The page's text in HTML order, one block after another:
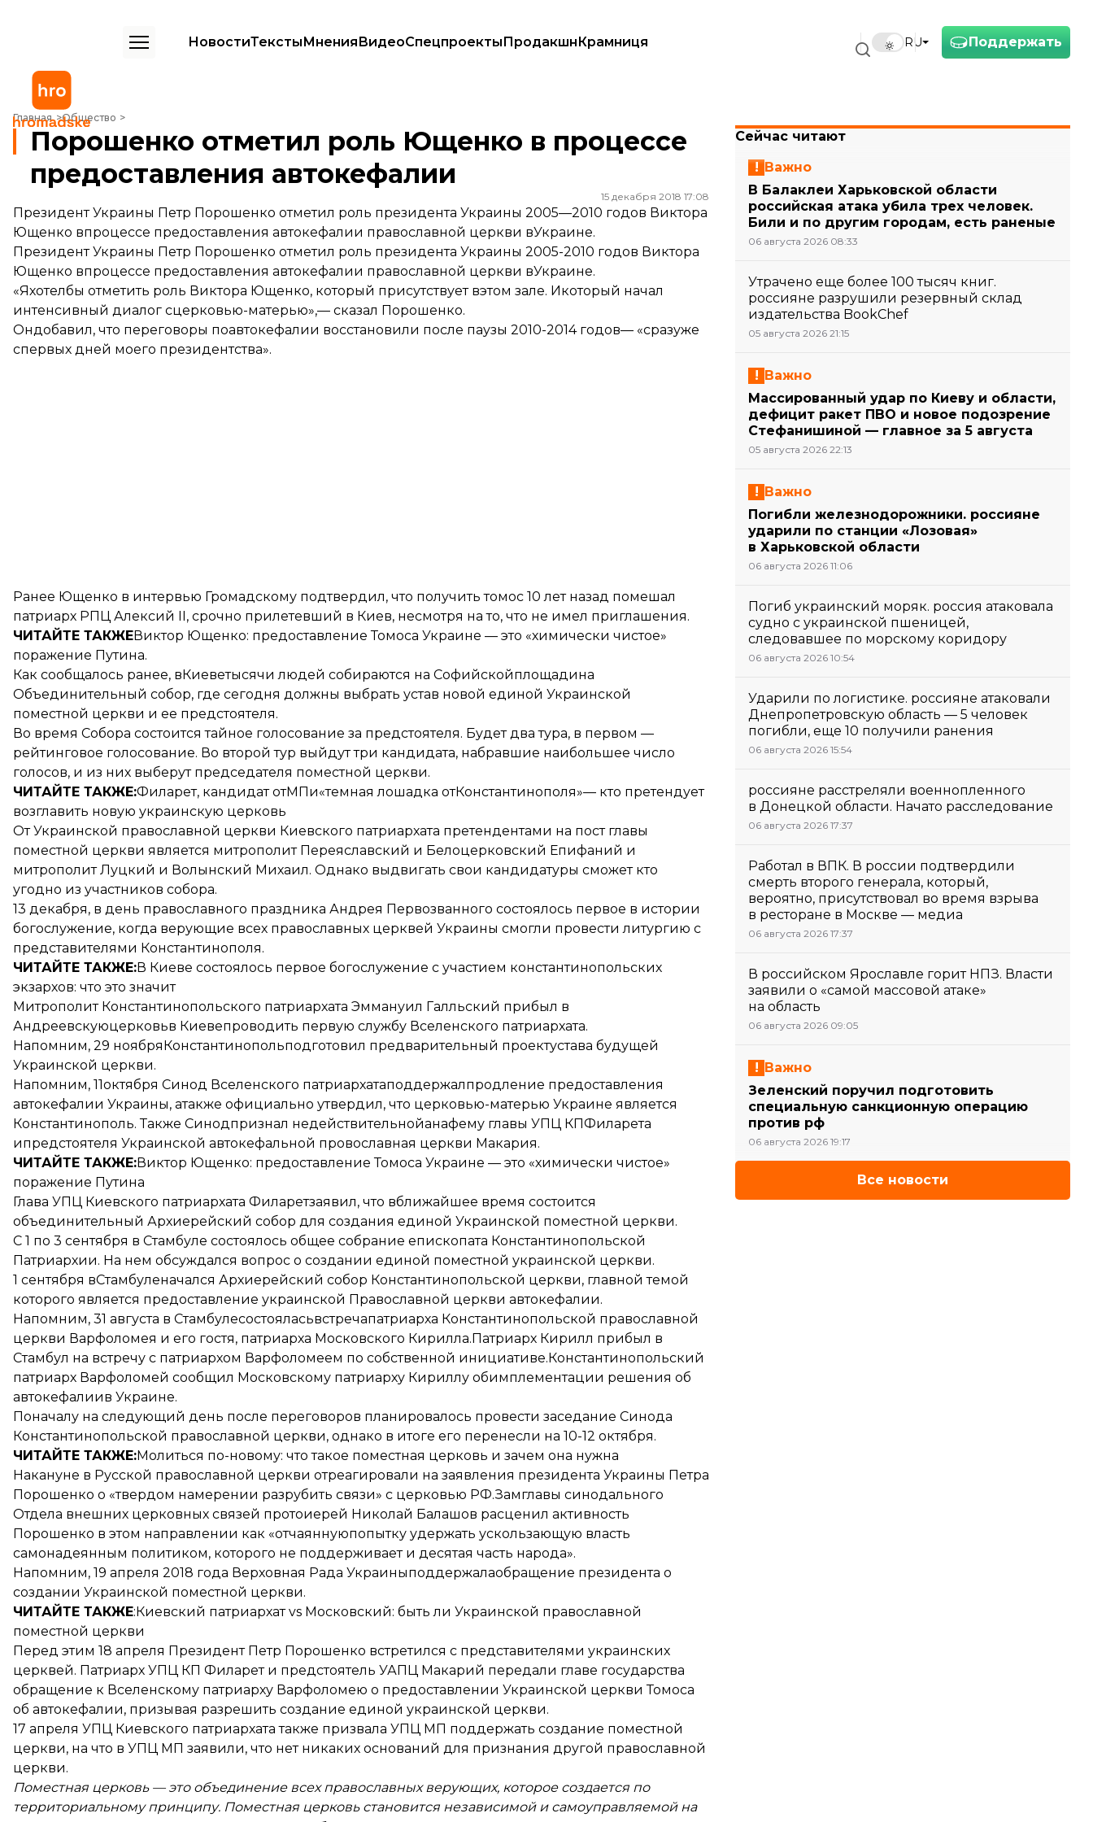
Поддержать
RU
НовостиТекстыМненияВидеоСпецпроектыПродакшнКрамниця
Главная Общество
Порошенко отметил роль Ющенко в процессе предоставления автокефалии
Порошенко отметил роль Ющенко в процессе
предоставления автокефалии
15 декабря 2018 17:08
Президент Украины Петр Порошенко отметил роль президента Украины 2005—2010 годов Виктора
Ющенко впроцессе предоставления автокефалии православной церкви вУкраине.
Президент Украины Петр Порошенко отметил роль президента Украины 2005-2010 годов Виктора
Ющенко впроцессе предоставления автокефалии православной церкви вУкраине.
«Яхотелбы отметить роль Виктора Ющенко, который присутствует вэтом зале. Икоторый начал
интенсивный диалог сцерковью-матерью»,— сказал Порошенко.
Ондобавил, что переговоры поавтокефалии восстановили после паузы 2010-2014 годов— «сразуже
спервых дней моего президентства».
Ранее Ющенко в интервью Громадскому подтвердил, что получить томос 10 лет назад помешал
патриарх РПЦ Алексий II, срочно прилетевший в Киев, несмотря на то, что не имел приглашения.
ЧИТАЙТЕ ТАКЖЕВиктор Ющенко: предоставление Томоса Украине — это «химически чистое»
поражение Путина.
Как сообщалось ранее, вКиеветысячи людей собираются на Софийскойплощадина
Объединительный собор, где сегодня должны выбрать устав новой единой Украинской
поместной церкви и ее предстоятеля.
Во время Собора состоится тайное голосование за предстоятеля. Будет два тура, в первом —
рейтинговое голосование. Во второй тур выйдут три кандидата, набравшие наибольшее число
голосов, и из них выберут председателя поместной церкви.
ЧИТАЙТЕ ТАКЖЕ:Филарет, кандидат отМПи«темная лошадка отКонстантинополя»— кто претендует
возглавить новую украинскую церковь
От Украинской православной церкви Киевского патриархата претендентами на пост главы
поместной церкви является митрополит Переяславский и Белоцерковский Епифаний и
митрополит Луцкий и Волынский Михаил. Однако выдвигать свои кандидатуры сможет кто
угодно из участников собора.
13 декабря, в день православного праздника Андрея Первозванного состоялось первое в истории
богослужение, когда верующие всех православных церквей Украины смогли провести литургию с
представителями Константинополя.
ЧИТАЙТЕ ТАКЖЕ:В Киеве состоялось первое богослужение с участием константинопольских
экзархов: что это значит
Митрополит Константинопольского патриархата Эммануил Галльский прибыл в
Андреевскуюцерковьв Киевепроводить первую службу Вселенского патриархата.
Напомним, 29 ноябряКонстантинопольподготовил предварительный проектустава будущей
Украинской церкви.
Напомним, 11октября Синод Вселенского патриархатаподдержалпродление предоставления
автокефалии Украины, атакже официально утвердил, что церковью-матерью Украине является
Константинополь. Также Синодпризнал недействительнойанафему главы УПЦ КПФиларета
ипредстоятеля Украинской автокефальной провославная церкви Макария.
ЧИТАЙТЕ ТАКЖЕ:Виктор Ющенко: предоставление Томоса Украине — это «химически чистое»
поражение Путина
Глава УПЦ Киевского патриархата Филаретзаявил, что вближайшее время состоится
объединительный Архиерейский собор для создания единой Украинской поместной церкви.
С 1 по 3 сентября в Стамбуле состоялось общее собрание епископата Константинопольской
Патриархии. На нем обсуждался вопрос о создании единой поместной украинской церкви.
1 сентября вСтамбуленачался Архиерейский собор Константинопольской церкви, главной темой
которого является предоставление украинской Православной церкви автокефалии.
Напомним, 31 августа в Стамбулесостояласьвстречапатриарха Константинопольской православной
церкви Варфоломея и его гостя, патриарха Московского Кирилла.Патриарх Кирилл прибыл в
Стамбул на встречу с патриархом Варфоломеем по собственной инициативе.Константинопольский
патриарх Варфоломей сообщил Московскому патриарху Кириллу обимплементации решения об
автокефалиив Украине.
Поначалу на следующий день после переговоров планировалось провести заседание Синода
Константинопольской православной церкви, однако в итоге его перенесли на 10-12 октября.
ЧИТАЙТЕ ТАКЖЕ:Молиться по-новому: что такое поместная церковь и зачем она нужна
Накануне в Русской православной церкви отреагировали на заявления президента Украины Петра
Порошенко о «твердом намерении разрубить связи» с церковью РФ.Замглавы синодального
Отдела внешних церковных связей протоиерей Николай Балашов расценил активность
Порошенко в этом направлении как «отчаяннуюпопытку удержать ускользающую власть
самонадеянным политиком, которого не поддерживает и десятая часть народа».
Напомним, 19 апреля 2018 года Верховная Рада Украиныподдержалаобращение президента о
создании Украинской поместной церкви.
ЧИТАЙТЕ ТАКЖЕ:Киевский патриархат vs Московский: быть ли Украинской православной
поместной церкви
Перед этим 18 апреля Президент Петр Порошенко встретился с представителями украинских
церквей. Патриарх УПЦ КП Филарет и предстоятель УАПЦ Макарий передали главе государства
обращение к Вселенскому патриарху Варфоломею о предоставлении Украинской церкви Томоса
об автокефалии, призывая разрешить создание единой украинской церкви.
17 апреля УПЦ Киевского патриархата также призвала УПЦ МП поддержать создание поместной
церкви, на что в УПЦ МП заявили, что нет никаких оснований для признания другой православной
церкви.
Поместная церковь — это объединение всех православных верующих, которое создается по
территориальному принципу. Поместная церковь становится независимой и самоуправляемой на
Сейчас читают
Важно
В Балаклеи Харьковской области
российская атака убила трех человек.
Били и по другим городам, есть раненые
06 августа 2026 08:33
Утрачено еще более 100 тысяч книг.
россияне разрушили резервный склад
издательства BookChef
05 августа 2026 21:15
Важно
Массированный удар по Киеву и области,
дефицит ракет ПВО и новое подозрение
Стефанишиной — главное за 5 августа
05 августа 2026 22:13
Важно
Погибли железнодорожники. россияне
ударили по станции «Лозовая»
в Харьковской области
06 августа 2026 11:06
Погиб украинский моряк. россия атаковала
судно с украинской пшеницей,
следовавшее по морскому коридору
06 августа 2026 10:54
Ударили по логистике. россияне атаковали
Днепропетровскую область — 5 человек
погибли, еще 10 получили ранения
06 августа 2026 15:54
россияне расстреляли военнопленного
в Донецкой области. Начато расследование
06 августа 2026 17:37
Работал в ВПК. В россии подтвердили
смерть второго генерала, который,
вероятно, присутствовал во время взрыва
в ресторане в Москве — медиа
06 августа 2026 17:37
В российском Ярославле горит НПЗ. Власти
заявили о «самой массовой атаке»
на область
06 августа 2026 09:05
Важно
Зеленский поручил подготовить
специальную санкционную операцию
против рф
06 августа 2026 19:17
Все новости